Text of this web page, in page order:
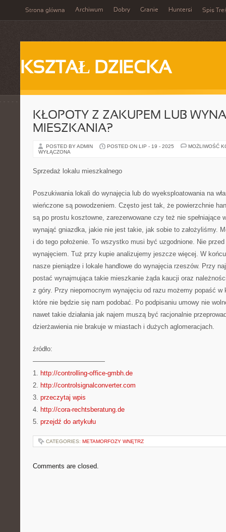
Strona główna Archiwum Dobry Granie Huntersi Spis
KSZTAŁ DZIECKA
KŁOPOTY Z ZAKUPEM LUB
MIESZKANIA?
POSTED BY ADMIN POSTED ON LIP - 19 - 2025
MOŻLIWOŚĆ
WYŁĄCZONA
Sprzedaż lokalu mieszkalnego
Poszukiwania lokali do wynajęcia lub do wyeksploatowania na
wieńczone są powodzeniem. Często jest tak, że powierzchnie
są po prostu kosztowne, zarezerwowane czy też nie spełniające
wynająć gniazdka, jakie nie jest takie, jak sobie to założyliśmy.
i do tego położenie. To wszystko musi być uzgodnione. Nie
wynajęciem. Tuż przy kupie analizujemy jeszcze więcej. W
nasze pieniądze i lokale handlowe do wynajęcia rzeszów. Przy
postać wynajmująca takie mieszkanie żąda kaucji oraz
z góry. Przy niepomocnym wynajęciu od razu możemy popaść w
które nie będzie się nam podobać. Po podpisaniu umowy nie
nawet takie działania jak najem muszą być racjonalnie
dzierżawienia nie brakuje w miastach i dużych aglomeracjach.
źródło:
———————————
1. http://controlling-office-gmbh.de
2. http://controlsignalconverter.com
3. przeczytaj wpis
4. http://cora-rechtsberatung.de
5. przejdź do artykułu
CATEGORIES: METAMORFOZY WNĘTRZ
Comments are closed.